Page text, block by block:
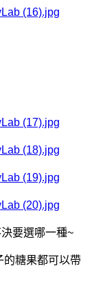
要選哪一種~
的糖果都可以帶